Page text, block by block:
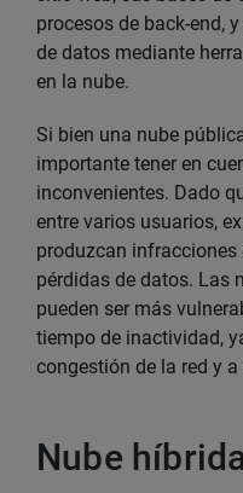
procesos de back-end,
de datos mediante
en la nube.
Si bien una nube
importante tener en
inconvenientes. Dado
entre varios usuarios,
produzcan infracciones
pérdidas de datos. Las
pueden ser más
tiempo de inactividad,
congestión de la red y
Nube